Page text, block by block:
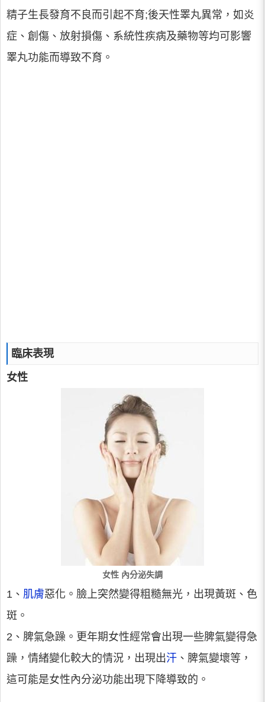
精子生長發育不良而引起不育;後天性睪丸異常，如炎
症、創傷、放射損傷、系統性疾病及藥物等均可影響
睪丸功能而導致不育。
臨床表現
女性
女性 內分泌失調
1、 肌膚惡化。臉上突然變得粗糙無光，出現黃斑、色
斑。
2、脾氣急躁。更年期女性經常會出現一些脾氣變得急
躁，情緒變化較大的情況，出現出汗 、脾氣變壞等，
這可能是女性內分泌功能出現下降導致的。